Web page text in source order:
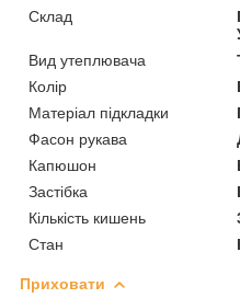
Склад
Вид утеплювача
Колір
Матеріал підкладки
Фасон рукава
Капюшон
Застібка
Кількість кишень
Стан
Приховати